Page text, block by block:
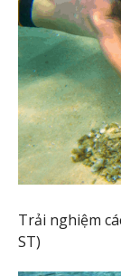
Trải nghiệm
ST)